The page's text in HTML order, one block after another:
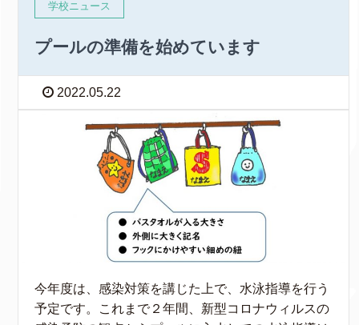
学校ニュース
プールの準備を始めています
2022.05.22
今年度は、感染対策を講じた上で、水泳指導を行う
予定です。これまで２年間、新型コロナウィルスの